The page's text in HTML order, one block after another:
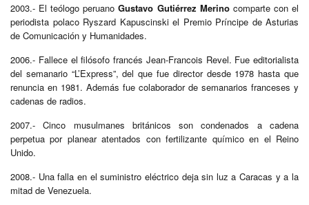
2003.- El teólogo peruano Gustavo Gutiérrez Merino comparte con el
periodista polaco Ryszard Kapuscinski el Premio Príncipe de Asturias
de Comunicación y Humanidades.
2006.- Fallece el filósofo francés Jean-Francois Revel. Fue editorialista
del semanario “L’Express”, del que fue director desde 1978 hasta que
renuncia en 1981. Además fue colaborador de semanarios franceses y
cadenas de radios.
2007.- Cinco musulmanes británicos son condenados a cadena
perpetua por planear atentados con fertilizante químico en el Reino
Unido.
2008.- Una falla en el suministro eléctrico deja sin luz a Caracas y a la
mitad de Venezuela.